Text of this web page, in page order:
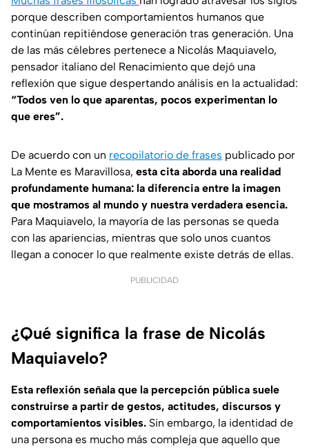
porque describen comportamientos humanos que
continúan repitiéndose generación tras generación. Una
de las más célebres pertenece a Nicolás Maquiavelo,
pensador italiano del Renacimiento que dejó una
reflexión que sigue despertando análisis en la actualidad:
“Todos ven lo que aparentas, pocos experimentan lo
que eres”.
De acuerdo con un recopilatorio de frases publicado por
La Mente es Maravillosa, esta cita aborda una realidad
profundamente humana: la diferencia entre la imagen
que mostramos al mundo y nuestra verdadera esencia.
Para Maquiavelo, la mayoría de las personas se queda
con las apariencias, mientras que solo unos cuantos
llegan a conocer lo que realmente existe detrás de ellas.
PUBLICIDAD
¿Qué significa la frase de Nicolás
Maquiavelo?
Esta reflexión señala que la percepción pública suele
construirse a partir de gestos, actitudes, discursos y
comportamientos visibles. Sin embargo, la identidad de
una persona es mucho más compleja que aquello que